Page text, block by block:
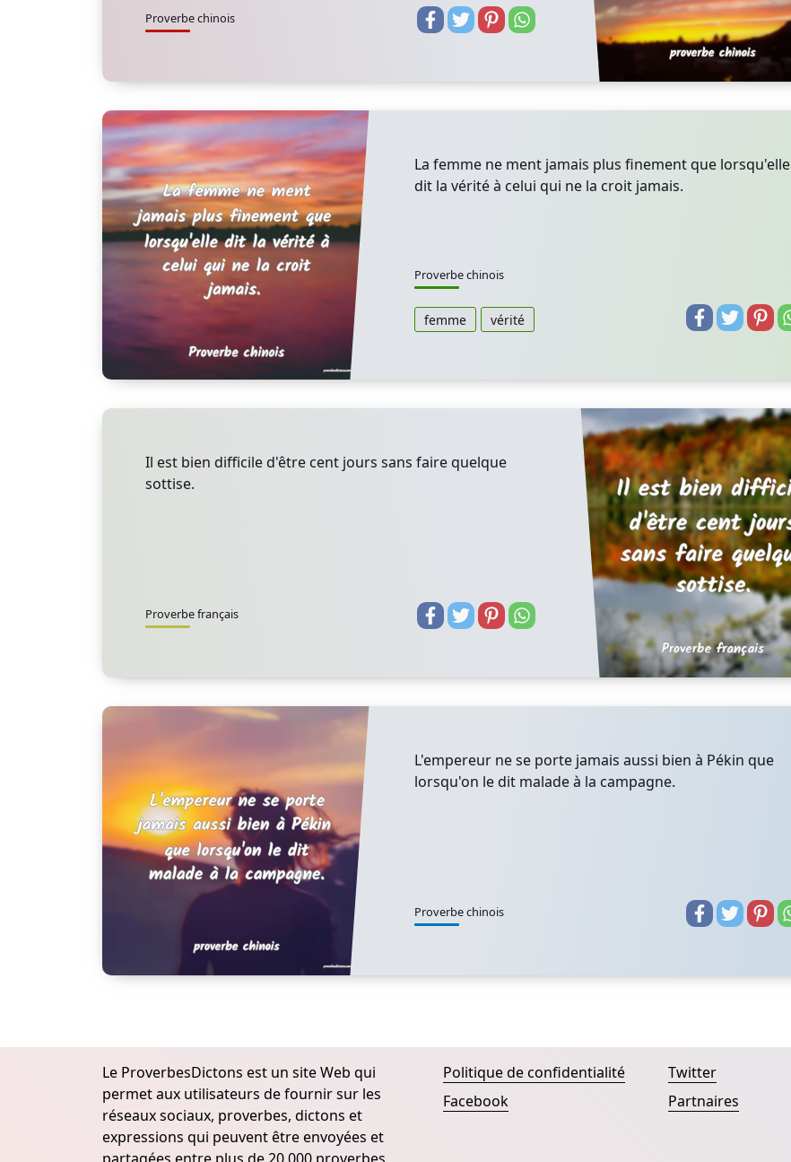
Proverbe chinois
La femme ne ment jamais plus finement que lorsqu'elle
dit la vérité à celui qui ne la croit jamais.
Proverbe chinois
femme vérité
Il est bien difficile d'être cent jours sans faire quelque
sottise.
Proverbe français
L'empereur ne se porte jamais aussi bien à Pékin que
lorsqu'on le dit malade à la campagne.
Proverbe chinois
Le ProverbesDictons est un site Web qui
permet aux utilisateurs de fournir sur les
réseaux sociaux, proverbes, dictons et
expressions qui peuvent être envoyées et
Politique de confidentialité
Facebook
Twitter
Partnaires